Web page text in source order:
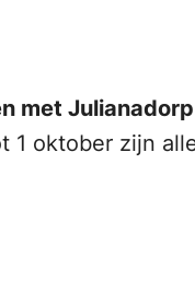
met
1 oktober zijn